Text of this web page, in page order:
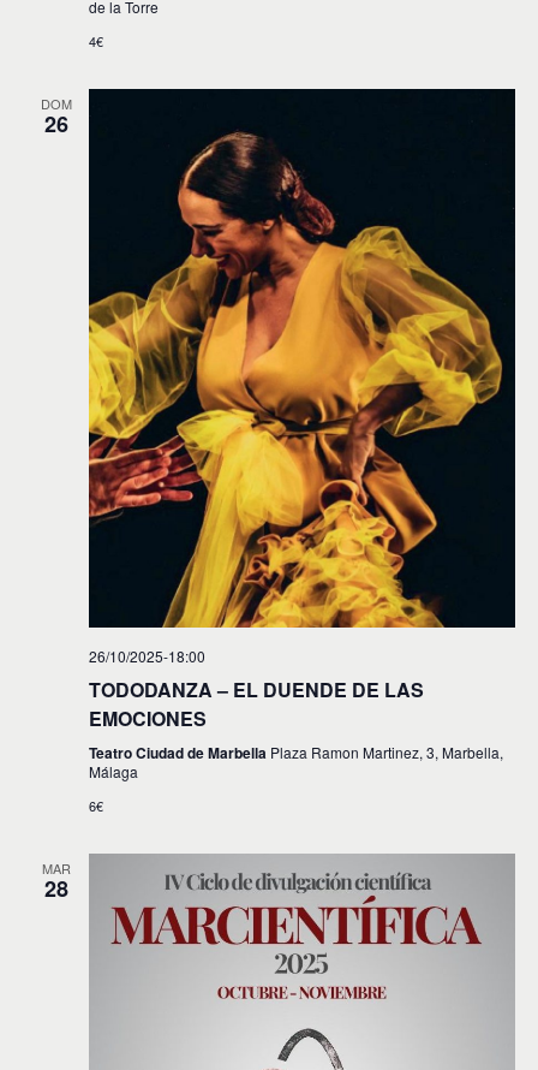
de la Torre
4€
DOM
26
26/10/2025-18:00
TODODANZA – EL DUENDE DE LAS
EMOCIONES
Teatro Ciudad de Marbella Plaza Ramon Martinez, 3, Marbella,
Málaga
6€
MAR
28